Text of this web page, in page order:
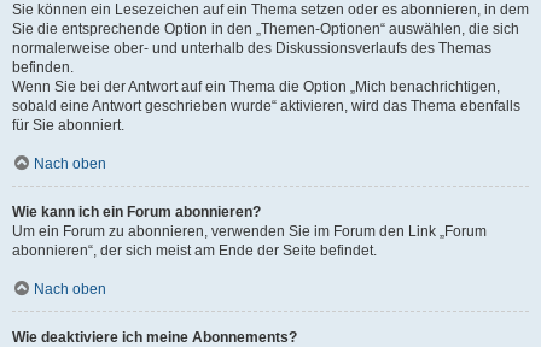
Sie können ein Lesezeichen auf ein Thema setzen oder es abonnieren, in dem
Sie die entsprechende Option in den „Themen-Optionen“ auswählen, die sich
normalerweise ober- und unterhalb des Diskussionsverlaufs des Themas
befinden.
Wenn Sie bei der Antwort auf ein Thema die Option „Mich benachrichtigen,
sobald eine Antwort geschrieben wurde“ aktivieren, wird das Thema ebenfalls
für Sie abonniert.
Nach oben
Wie kann ich ein Forum abonnieren?
Um ein Forum zu abonnieren, verwenden Sie im Forum den Link „Forum
abonnieren“, der sich meist am Ende der Seite befindet.
Nach oben
Wie deaktiviere ich meine Abonnements?